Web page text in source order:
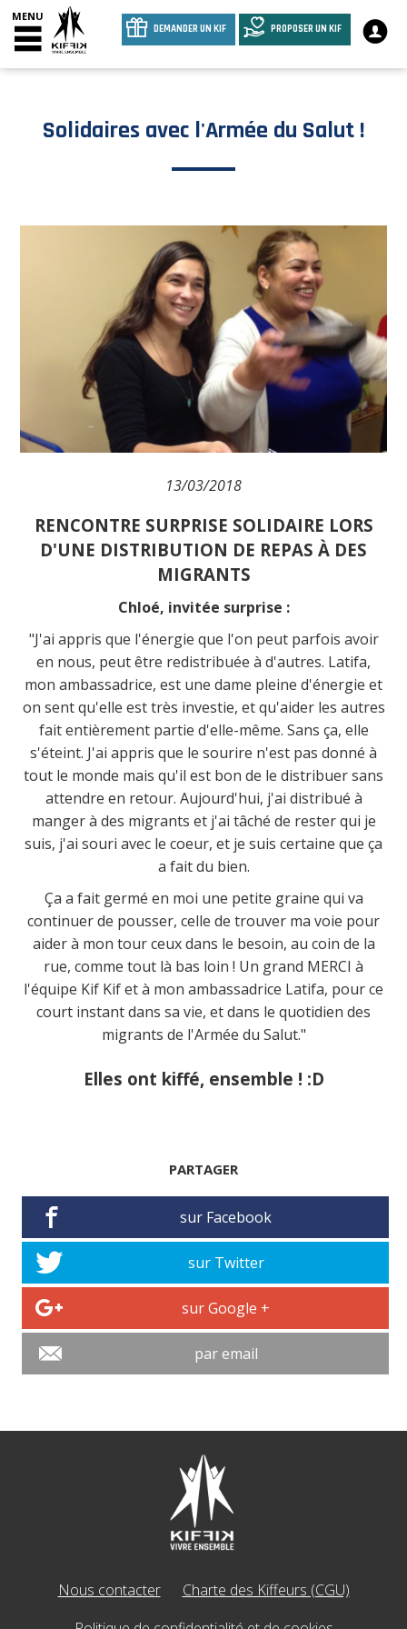
MENU
DEMANDER UN KIF PROPOSER UN KIF
Solidaires avec l'Armée du Salut !
13/03/2018
RENCONTRE SURPRISE SOLIDAIRE LORS
D'UNE DISTRIBUTION DE REPAS À DES
MIGRANTS
Chloé, invitée surprise :
"J'ai appris que l'énergie que l'on peut parfois avoir
en nous, peut être redistribuée à d'autres. Latifa,
mon ambassadrice, est une dame pleine d'énergie et
on sent qu'elle est très investie, et qu'aider les autres
fait entièrement partie d'elle-même. Sans ça, elle
s'éteint. J'ai appris que le sourire n'est pas donné à
tout le monde mais qu'il est bon de le distribuer sans
attendre en retour. Aujourd'hui, j'ai distribué à
manger à des migrants et j'ai tâché de rester qui je
suis, j'ai souri avec le coeur, et je suis certaine que ça
a fait du bien.
Ça a fait germé en moi une petite graine qui va
continuer de pousser, celle de trouver ma voie pour
aider à mon tour ceux dans le besoin, au coin de la
rue, comme tout là bas loin ! Un grand MERCI à
l'équipe Kif Kif et à mon ambassadrice Latifa, pour ce
court instant dans sa vie, et dans le quotidien des
migrants de l'Armée du Salut."
Elles ont kiffé, ensemble ! :D
PARTAGER
sur Facebook
sur Twitter
sur Google +
par email
Nous contacter
Charte des Kiffeurs (CGU)